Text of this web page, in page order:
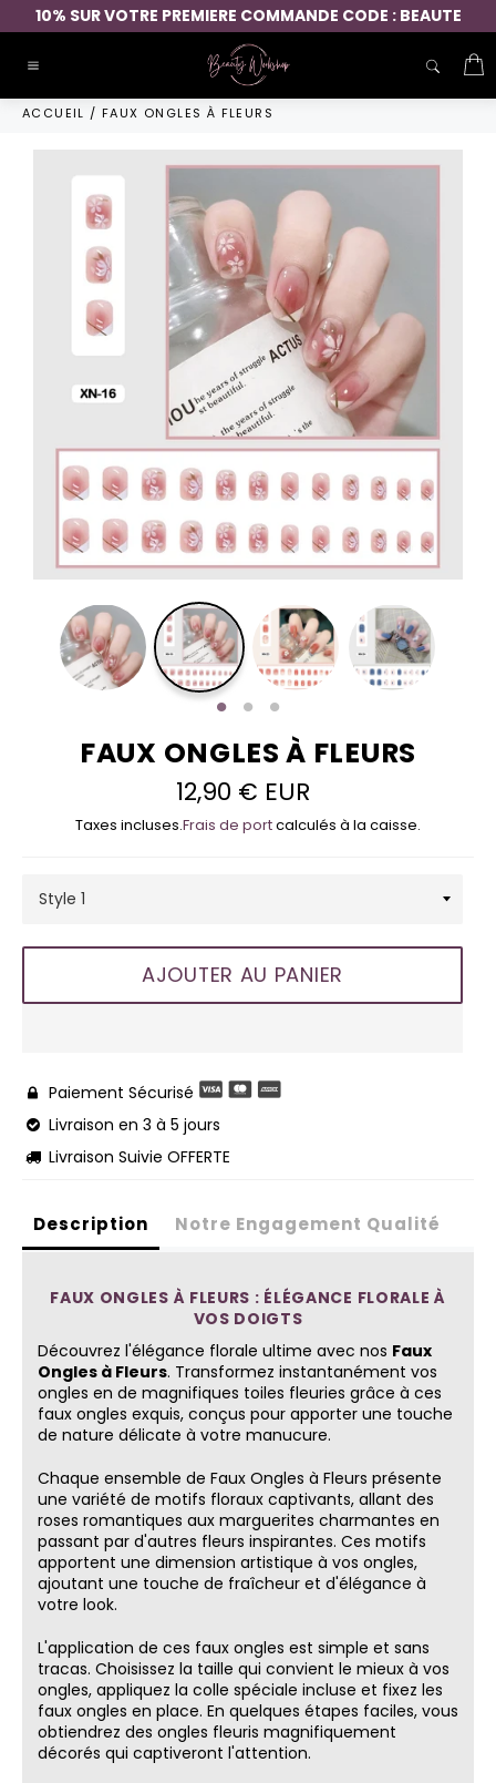
Passer
au
10% SUR VOTRE PREMIERE COMMANDE CODE : BEAUTE
ACCUEIL / FAUX ONGLES À FLEURS
FAUX ONGLES À FLEURS
Prix
régulier
12,90 € EUR
Taxes incluses.Frais de portcalculés à la caisse.
AJOUTER AU PANIER
 Paiement Sécurisé
 Livraison en 3 à 5 jours
 Livraison Suivie OFFERTE
Description Notre Engagement Qualité
FAUX ONGLES À FLEURS : ÉLÉGANCE FLORALE À
VOS DOIGTS
Découvrez l'élégance florale ultime avec nos Faux
Ongles à Fleurs. Transformez instantanément vos
ongles en de magnifiques toiles fleuries grâce à ces
faux ongles exquis, conçus pour apporter une touche
de nature délicate à votre manucure.
Chaque ensemble de Faux Ongles à Fleurs présente
une variété de motifs floraux captivants, allant des
roses romantiques aux marguerites charmantes en
passant par d'autres fleurs inspirantes. Ces motifs
apportent une dimension artistique à vos ongles,
ajoutant une touche de fraîcheur et d'élégance à
votre look.
L'application de ces faux ongles est simple et sans
tracas. Choisissez la taille qui convient le mieux à vos
ongles, appliquez la colle spéciale incluse et fixez les
faux ongles en place. En quelques étapes faciles, vous
obtiendrez des ongles fleuris magnifiquement
décorés qui captiveront l'attention.